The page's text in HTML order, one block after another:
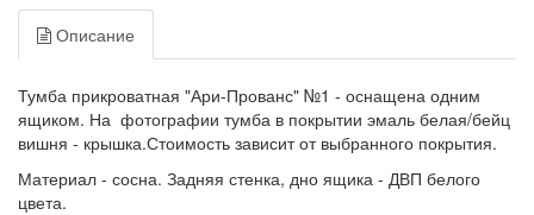
Описание
Тумба прикроватная "Ари-Прованс" №1 - оснащена одним
ящиком. На фотографии тумба в покрытии эмаль белая/бейц
вишня - крышка.Стоимость зависит от выбранного покрытия.
Материал - сосна. Задняя стенка, дно ящика - ДВП белого
цвета.